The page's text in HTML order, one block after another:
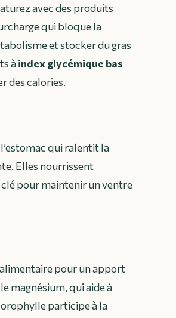
avec des produits
qui bloque la
et stocker du gras
àindex glycémique bas
des calories.
qui ralentit la
Elles nourrissent
pour maintenir un ventre
pour un apport
magnésium, qui aide à
participe à la